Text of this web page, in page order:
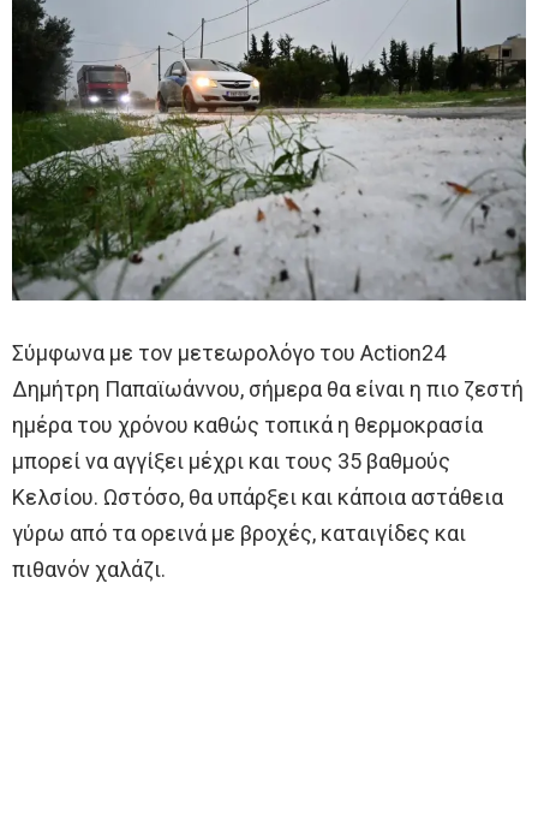
Σύμφωνα με τον μετεωρολόγο του Action24
Δημήτρη Παπαϊωάννου, σήμερα θα είναι η πιο ζεστή
ημέρα του χρόνου καθώς τοπικά η θερμοκρασία
μπορεί να αγγίξει μέχρι και τους 35 βαθμούς
Κελσίου. Ωστόσο, θα υπάρξει και κάποια αστάθεια
γύρω από τα ορεινά με βροχές, καταιγίδες και
πιθανόν χαλάζι.